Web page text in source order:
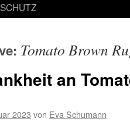
Tomato Brown
an
2023 von Eva Schumann